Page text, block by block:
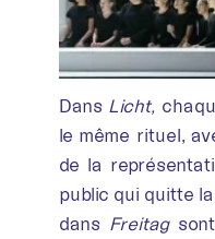
Dans Licht,
le même rituel,
de la
public qui quitte
dans Freitagsont